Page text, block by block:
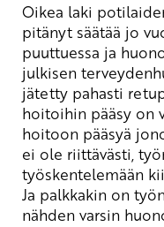
Oikea laki
pitänyt säätää jo
puuttuessa ja
julkisen
jätetty pahasti
hoitoihin pääsy on
hoitoon pääsyä
ei ole riittävästi,
työskentelemään
Ja palkkakin on
nähden varsin